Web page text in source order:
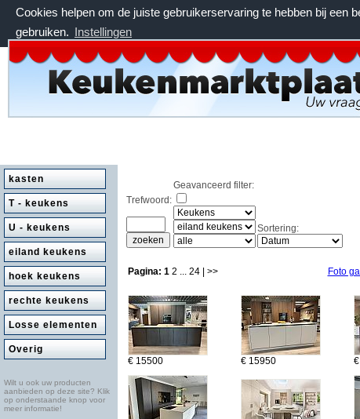
Cookies helpen om de juiste gebruikerservaring te hebben bij een
gebruiken. Instellingen
zaterdag 8 augustus 2026, 17:40 uur
kasten
T - keukens
U - keukens
eiland keukens
hoek keukens
rechte keukens
Losse elementen
Overig
Wilt u ook uw producten
aanbieden op deze site? Klik
op onderstaande knop voor
meer informatie!
Trefwoord:
Geavanceerd filter:
Sortering:
Pagina: 1 2 ... 24 | >> Foto
€ 15500 € 15950